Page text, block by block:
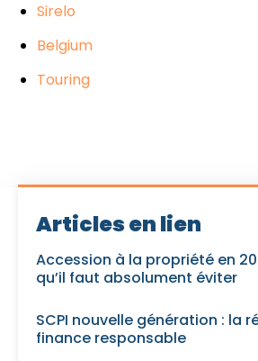
Sirelo
Belgium
Touring
Articles en lien
Accession à la propriété en
qu’il faut absolument éviter
SCPI nouvelle génération : la
finance responsable